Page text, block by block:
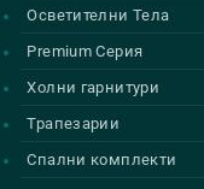
Осветителни Тела
Premium Серия
Холни гарнитури
Трапезарии
Спални комплекти